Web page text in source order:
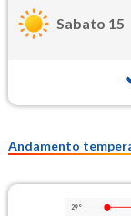
Sabato 15
Andamento
29°